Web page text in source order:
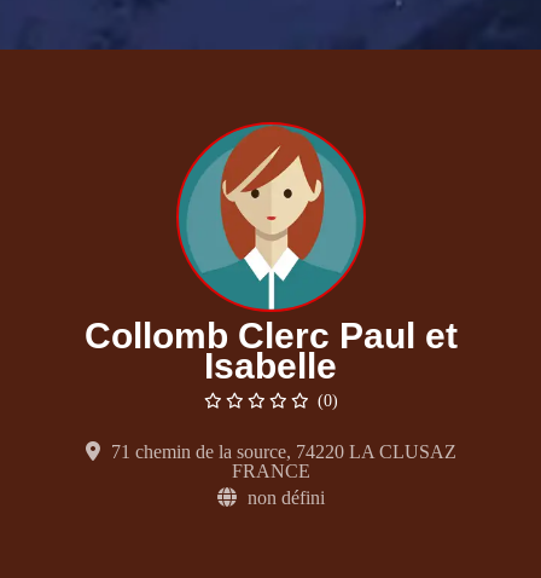
Collomb Clerc Paul et
Isabelle
(0)
71 chemin de la source, 74220 LA CLUSAZ
FRANCE
non défini